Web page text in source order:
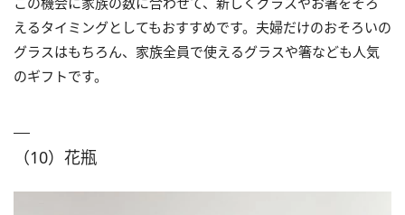
えるタイミングとしてもおすすめです。夫婦だけのおそろいの
グラスはもちろん、家族全員で使えるグラスや箸なども人気
のギフトです。
（10）花瓶